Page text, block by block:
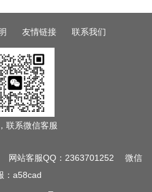
友情链接 联系我们
联系微信客服
网站客服QQ：2363701252 微信
：a58cad